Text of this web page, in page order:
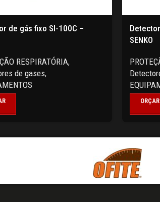
de gás fixo SI-100C –
RESPIRATÓRIA,
de gases,
SENKO
ORÇAR